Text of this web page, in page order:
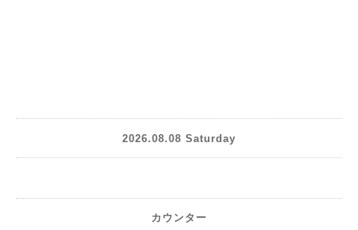
2026.08.08 Saturday
カウンター